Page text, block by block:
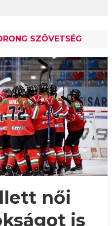
SZÖVETSÉG
női
is